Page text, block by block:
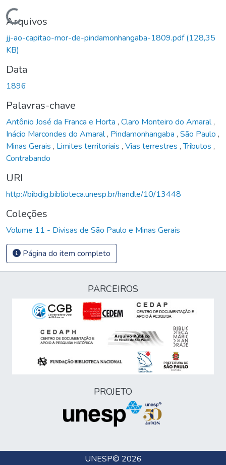
Carregando...
Arquivos
jj-ao-capitao-mor-de-pindamonhangaba-1809.pdf(128,35
KB)
Data
1896
Palavras-chave
Antônio José da Franca e Horta , Claro Monteiro do Amaral,
Inácio Marcondes do Amaral, Pindamonhangaba , São Paulo ,
Minas Gerais , Limites territoriais , Vias terrestres ,Tributos ,
Contrabando
URI
http://bibdig.biblioteca.unesp.br/handle/10/13448
Coleções
Volume 11 - Divisas de São Paulo e Minas Gerais
Página do item completo
PARCEIROS
PROJETO
UNESP© 2026